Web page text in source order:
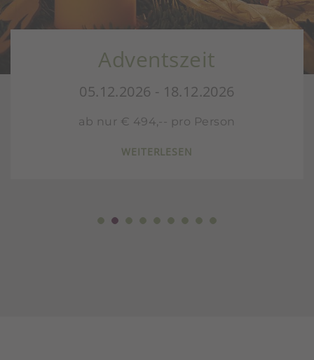
Adventszeit
05.12.2026 - 18.12.2026
ab nur € 494,-- pro Person
WEITERLESEN